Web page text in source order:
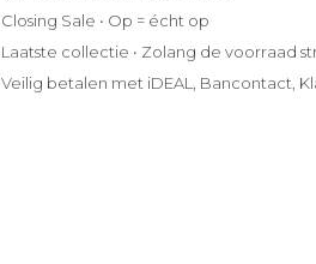
Closing Sale • Op = écht op
Laatste collectie • Zolang de voorraad
Veilig betalen met iDEAL, Bancontact,